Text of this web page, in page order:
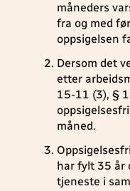
måneders
fra og med
oppsigelsen
Dersom det
etter
15-11 (3), §
måned.
har fylt 35 år
tjeneste i